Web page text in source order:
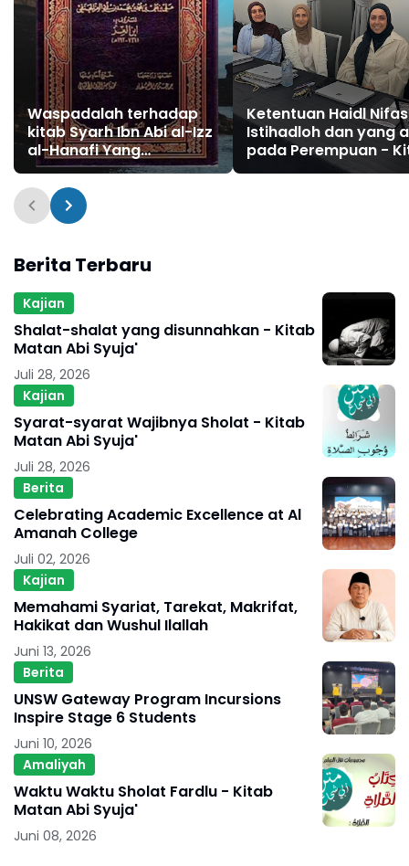
Waspadalah terhadap
kitab Syarh Ibn Abi al-Izz
al-Hanafi Yang
Berakidah Tajsim
Ketentuan Haidl Nifas
Istihadloh dan yang
pada Perempuan -
Matan Abi Syuja'
Berita Terbaru
Kajian
Shalat-shalat yang disunnahkan - Kitab
Matan Abi Syuja'
Juli 28, 2026
Kajian
Syarat-syarat Wajibnya Sholat - Kitab
Matan Abi Syuja'
Juli 28, 2026
Berita
Celebrating Academic Excellence at Al
Amanah College
Juli 02, 2026
Kajian
Memahami Syariat, Tarekat, Makrifat,
Hakikat dan Wushul Ilallah
Juni 13, 2026
Berita
UNSW Gateway Program Incursions
Inspire Stage 6 Students
Juni 10, 2026
Amaliyah
Waktu Waktu Sholat Fardlu - Kitab
Matan Abi Syuja'
Juni 08, 2026